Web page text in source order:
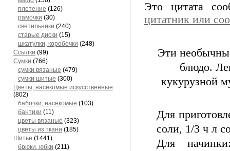
плетение (126)
рамочки (30)
светильники (240)
старые диски (15)
шкатулки, коробочки (248)
Ссылки (99)
Сумки (766)
сумки вязаные (479)
сумки шитые (300)
Цветы, насекомые искусственные
(802)
бабочки, насекомые (103)
бантики (11)
цветы вязаные (323)
цветы из ткани (185)
Шитье (1441)
брюки, юбки (211)
Это цитата
цитатник или
Эти
блюдо.
кукурузной
Для
соли, 1/3 ч л
Для